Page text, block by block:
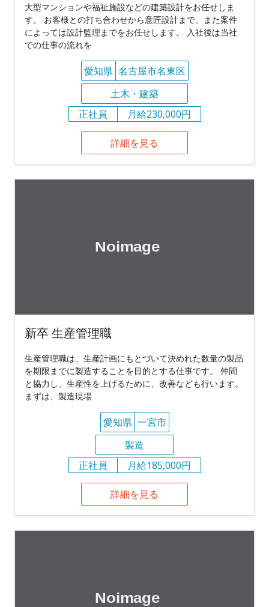
大型マンションや福祉施設などの建築設計をお任せしま
す。 お客様との打ち合わせから意匠設計まで、また案件
によっては設計監理までをお任せします。 入社後は当社
での仕事の流れを
愛知県 名古屋市名東区
土木・建築
正社員
月給230,000円
詳細を見る
新卒 生産管理職
生産管理職は、生産計画にもとづいて決めれた数量の製品
を期限までに製造することを目的とする仕事です。 仲間
と協力し、生産性を上げるために、改善なども行います。
まずは、製造現場
愛知県 一宮市
製造
正社員
月給185,000円
詳細を見る